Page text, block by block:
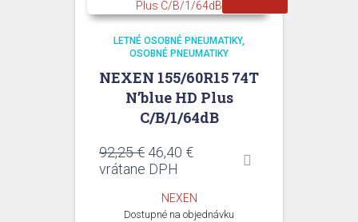
LETNÉ OSOBNÉ PNEUMATIKY
OSOBNÉ PNEUMATIKY
NEXEN 155/60R15 74T
N’blue HD Plus
C/B/1/64dB
92,25€ Pôvodná
cena
92,25 €.
46,40 €Aktuálna
46,40 €.
vrátane DPH
NEXEN
Dostupné na objednávku